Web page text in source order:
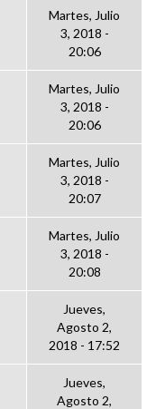
Martes, Julio
3, 2018 -
20:06
Martes, Julio
3, 2018 -
20:06
Martes, Julio
3, 2018 -
20:07
Martes, Julio
3, 2018 -
20:08
Jueves,
Agosto 2,
2018 - 17:52
Jueves,
Agosto 2,